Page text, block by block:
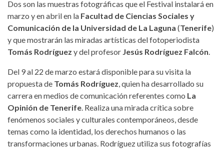
Dos son las muestras fotográficas que el Festival instalará en
marzo y en abril en la Facultad de Ciencias Sociales y
Comunicación de la Universidad de La Laguna (Tenerife)
y que mostrarán las miradas artísticas del fotoperiodista
Tomás Rodríguez y del profesor Jesús Rodríguez Falcón.
Del 9 al 22 de marzo estará disponible para su visita la
propuesta de Tomás Rodríguez, quien ha desarrollado su
carrera en medios de comunicación referentes como La
Opinión de Tenerife. Realiza una mirada crítica sobre
fenómenos sociales y culturales contemporáneos, desde
temas como la identidad, los derechos humanos o las
transformaciones urbanas. Rodríguez utiliza sus fotografías